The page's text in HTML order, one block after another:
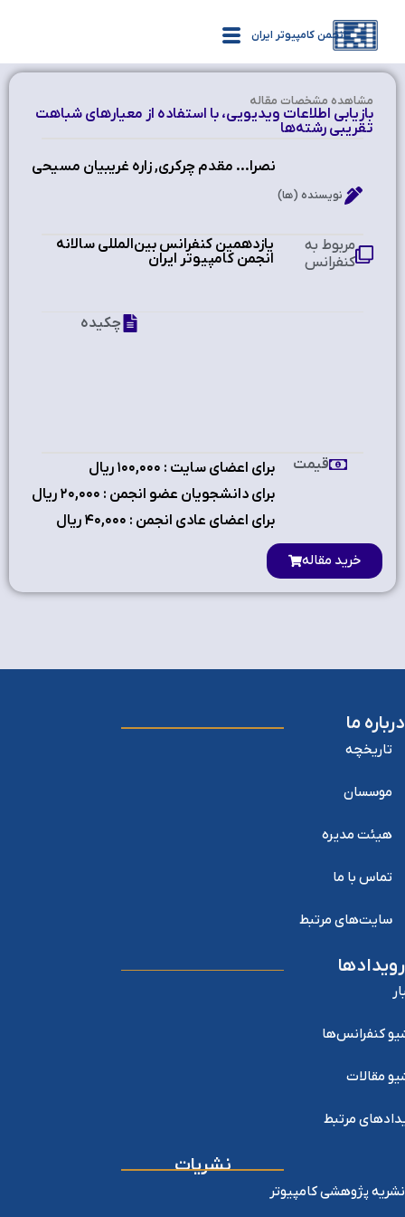
انجمن کامپیوتر ایران
مشاهده‌ مشخصات مقاله
بازیابی اطلاعات ویدیویی، با استفاده از معیارهای شباهت
تقریبی رشته‌ها
نصرا... مقدم چرکری, زاره غریبیان مسیحی
نویسنده (ها)
یازدهمین کنفرانس بین‌المللی سالانه
انجمن کامپیوتر ایران
مربوط به
کنفرانس
چکیده
برای اعضای سایت : ۱٠٠,٠٠٠ ریال
برای دانشجویان عضو انجمن : ۲٠,٠٠٠ ریال
برای اعضای عادی انجمن : ۴٠,٠٠٠ ریال
قیمت
خرید مقاله
درباره ما
تاریخچه
موسسان
هیئت مدیره
تماس با ما
سایت‌های مرتبط
رویدادها
کنفرانس‌ها
مقالات
مرتبط
نشریات
نشریه پژوهشی کامپیوتر